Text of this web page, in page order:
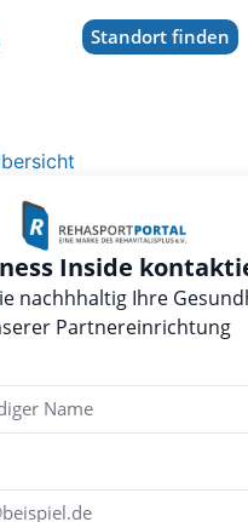
Standort finden
Inside
nachhhaltig Ihre
Partnereinrichtung